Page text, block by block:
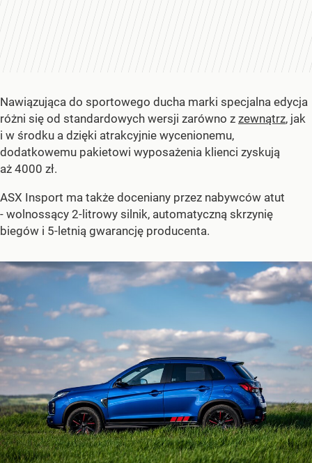
Nawiązująca do sportowego ducha marki specjalna edycja
różni się od standardowych wersji zarówno z zewnątrz, jak
i w środku a dzięki atrakcyjnie wycenionemu,
dodatkowemu pakietowi wyposażenia klienci zyskują
aż 4000 zł.
ASX Insport ma także doceniany przez nabywców atut
- wolnossący 2-litrowy silnik, automatyczną skrzynię
biegów i 5-letnią gwarancję producenta.